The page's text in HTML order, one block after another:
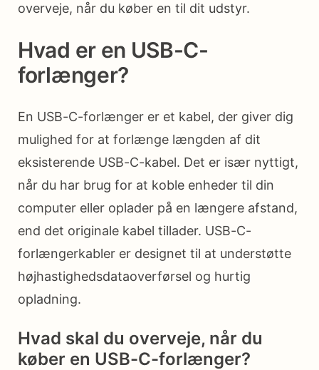
overveje, når du køber en til dit udstyr.
Hvad er en USB-C-
forlænger?
En USB-C-forlænger er et kabel, der giver dig
mulighed for at forlænge længden af dit
eksisterende USB-C-kabel. Det er især nyttigt,
når du har brug for at koble enheder til din
computer eller oplader på en længere afstand,
end det originale kabel tillader. USB-C-
forlængerkabler er designet til at understøtte
højhastighedsdataoverførsel og hurtig
opladning.
Hvad skal du overveje, når du
køber en USB-C-forlænger?